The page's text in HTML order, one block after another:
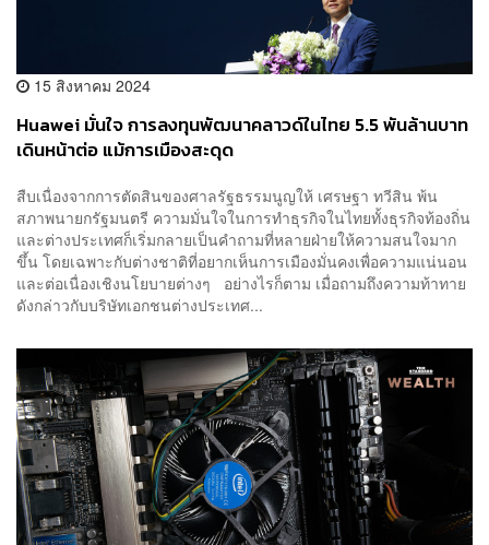
15 สิงหาคม 2024
Huawei มั่นใจ การลงทุนพัฒนาคลาวด์ในไทย 5.5 พันล้านบาท
เดินหน้าต่อ แม้การเมืองสะดุด
สืบเนื่องจากการตัดสินของศาลรัฐธรรมนูญให้ เศรษฐา ทวีสิน พ้น
สภาพนายกรัฐมนตรี ความมั่นใจในการทำธุรกิจในไทยทั้งธุรกิจท้องถิ่น
และต่างประเทศก็เริ่มกลายเป็นคำถามที่หลายฝ่ายให้ความสนใจมาก
ขึ้น โดยเฉพาะกับต่างชาติที่อยากเห็นการเมืองมั่นคงเพื่อความแน่นอน
และต่อเนื่องเชิงนโยบายต่างๆ อย่างไรก็ตาม เมื่อถามถึงความท้าทาย
ดังกล่าวกับบริษัทเอกชนต่างประเทศ...